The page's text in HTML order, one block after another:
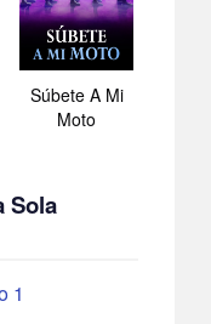
Súbete A Mi
Moto
Sola
1